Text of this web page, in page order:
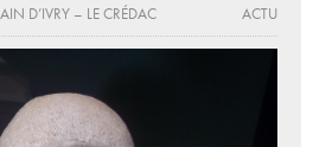
D’IVRY – LE CRÉDAC
ACTU